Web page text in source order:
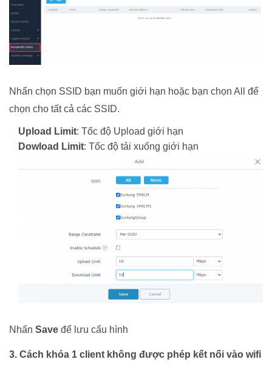
Nhấn chọn SSID bạn muốn giới hạn hoặc bạn chọn All để
chọn cho tất cả các SSID.
Upload Limit: Tốc độ Upload giới hạn
Dowload Limit: Tốc độ tải xuống giới hạn
Nhấn Save để lưu cấu hình
3. Cách khóa 1 client không được phép kết nối vào wifi